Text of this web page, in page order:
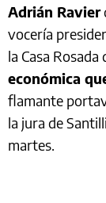
Adrián Ravier
vocería
la Casa
económica
flamante
la jura de
martes.